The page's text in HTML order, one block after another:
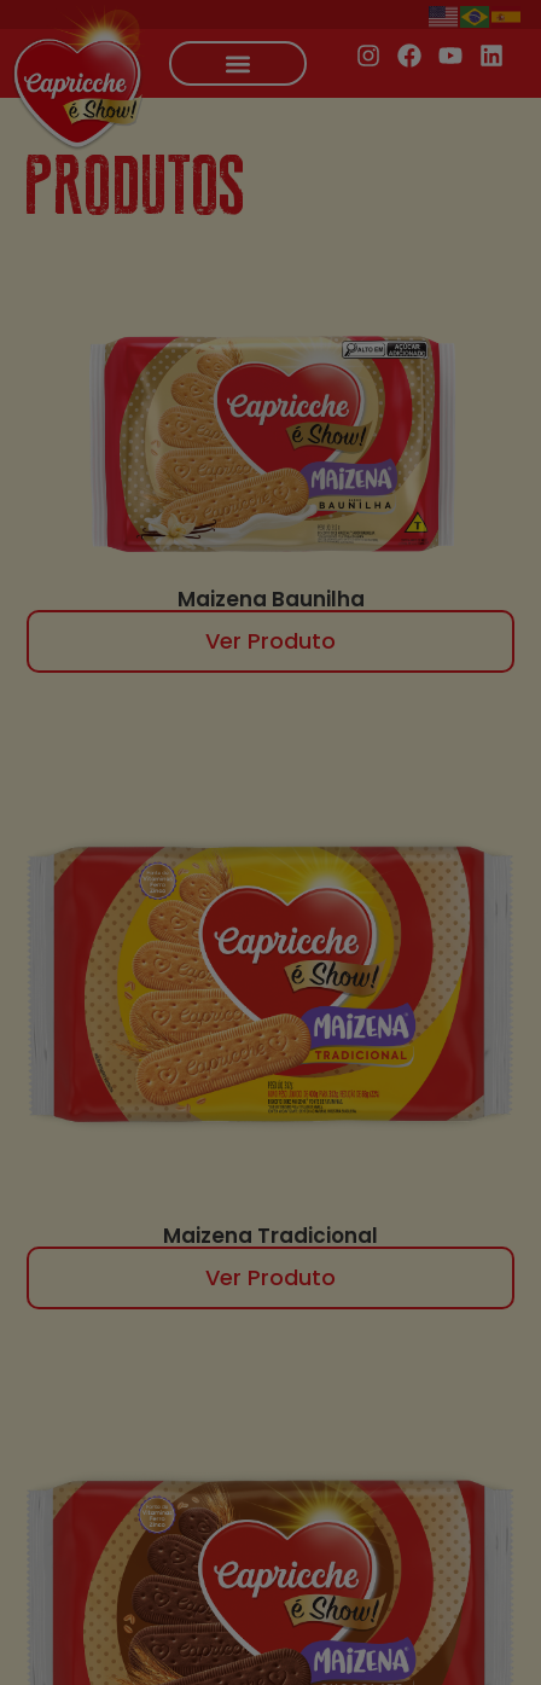
PRODUTOS
Maizena Baunilha
Ver Produto
Maizena Tradicional
Ver Produto